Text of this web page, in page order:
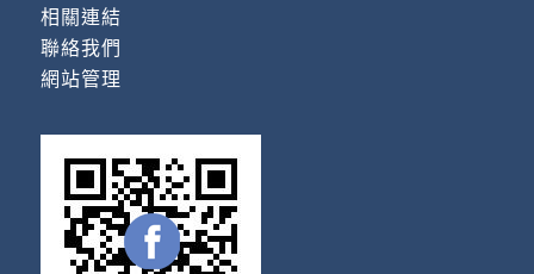
相關連結
聯絡我們
網站管理